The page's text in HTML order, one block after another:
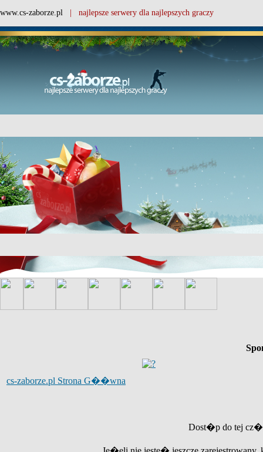
www.cs-zaborze.pl | najlepsze serwery dla najlepszych graczy
cs-zaborze.pl Strona G��wna
Dost�p do tej